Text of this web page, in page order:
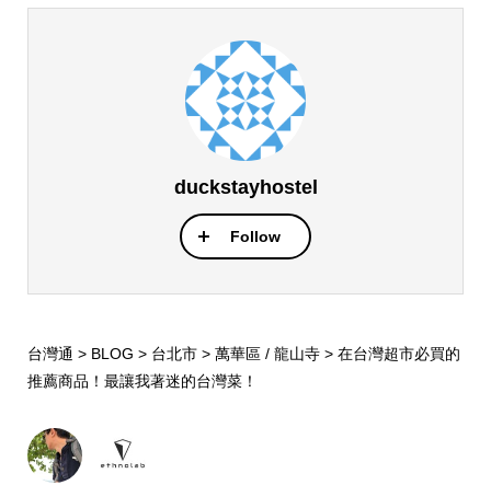
duckstayhostel
Follow
台灣通 > BLOG > 台北市> 萬華區 / 龍山寺> 在台灣超市必買的
推薦商品！最讓我著迷的台灣菜！